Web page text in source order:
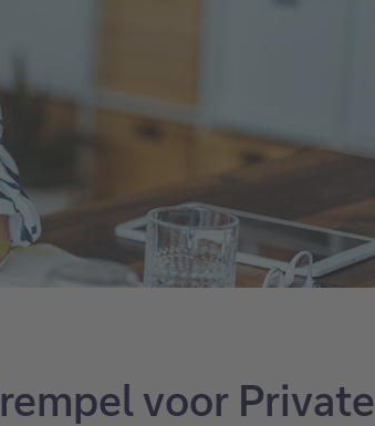
voor Private